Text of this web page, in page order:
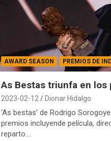
AWARD SEASON PREMIOS DE
As Bestas triunfa en los
2023-02-12 Dionar Hidalgo
‘As bestas’ de Rodrigo
premios incluyende película,
reparto.…